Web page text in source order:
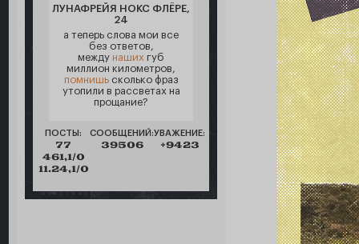
ЛУНАФРЕЙЯ НОКС ФЛЁРЕ,
24
а теперь слова мои все
без ответов,
между наших губ
миллион километров,
помнишьсколько фраз
утопили в рассветах на
прощание?
ПОСТЫ:
77
461,1/0
11.24,1/0
СООБЩЕНИЙ:
39506
УВАЖЕНИЕ:
+9423